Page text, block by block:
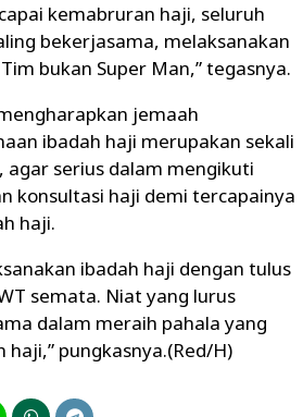
kemabruran haji, seluruh
bekerjasama, melaksanakan
bukan Super Man,” tegasnya.
jemaah
ibadah haji merupakan sekali
agar serius dalam mengikuti
konsultasi haji demi tercapainya
haji.
ibadah haji dengan tulus
semata. Niat yang lurus
dalam meraih pahala yang
pungkasnya.(Red/H)